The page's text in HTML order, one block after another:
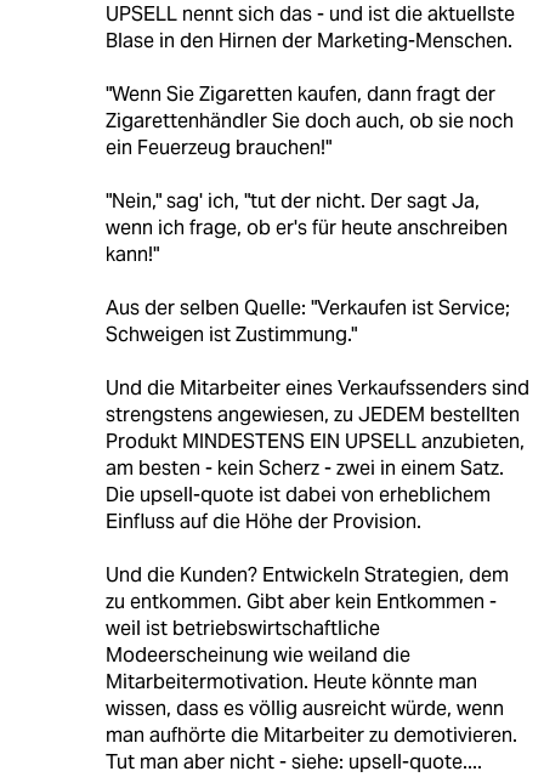
UPSELL nennt sich das - und ist die aktuellste
Blase in den Hirnen der Marketing-Menschen.
"Wenn Sie Zigaretten kaufen, dann fragt der
Zigarettenhändler Sie doch auch, ob sie noch
ein Feuerzeug brauchen!"
"Nein," sag' ich, "tut der nicht. Der sagt Ja,
wenn ich frage, ob er's für heute anschreiben
kann!"
Aus der selben Quelle: "Verkaufen ist Service;
Schweigen ist Zustimmung."
Und die Mitarbeiter eines Verkaufssenders sind
strengstens angewiesen, zu JEDEM bestellten
Produkt MINDESTENS EIN UPSELL anzubieten,
am besten - kein Scherz - zwei in einem Satz.
Die upsell-quote ist dabei von erheblichem
Einfluss auf die Höhe der Provision.
Und die Kunden? Entwickeln Strategien, dem
zu entkommen. Gibt aber kein Entkommen -
weil ist betriebswirtschaftliche
Modeerscheinung wie weiland die
Mitarbeitermotivation. Heute könnte man
wissen, dass es völlig ausreicht würde, wenn
man aufhörte die Mitarbeiter zu demotivieren.
Tut man aber nicht - siehe: upsell-quote....